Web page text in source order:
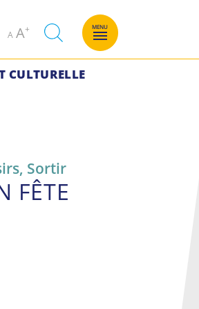
A
Decrease
font
AIncrease
size.
MENU
CULTURELLE
, Sortir
FÊTE